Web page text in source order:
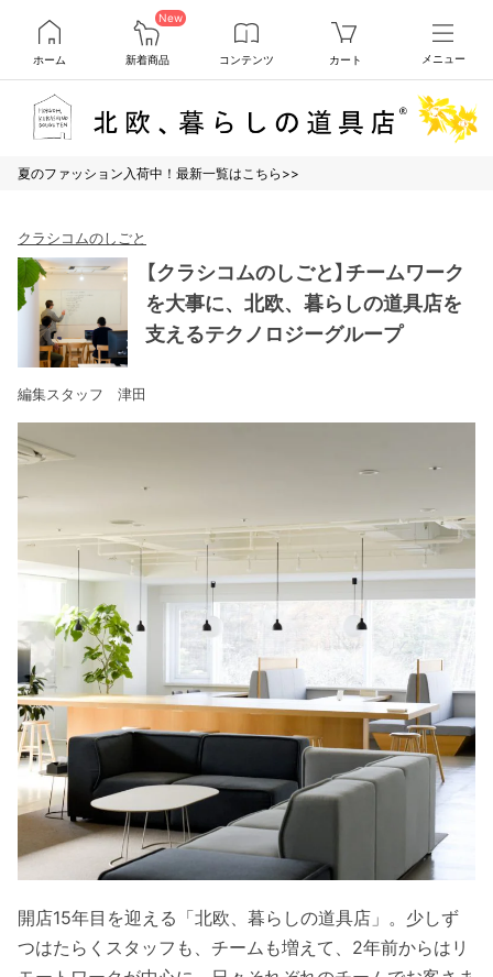
ホーム
New
新着商品 コンテンツ カート メニュー
夏のファッション入荷中！最新一覧はこちら>>
クラシコムのしごと
【クラシコムのしごと】チームワーク
を大事に、北欧、暮らしの道具店を
支えるテクノロジーグループ
編集スタッフ 津田
開店15年目を迎える「北欧、暮らしの道具店」。少しず
つはたらくスタッフも、チームも増えて、2年前からはリ